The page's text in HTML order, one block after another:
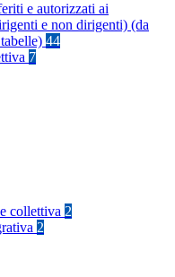
e autorizzati ai
e non dirigenti) (da
44
7
collettiva 2
2